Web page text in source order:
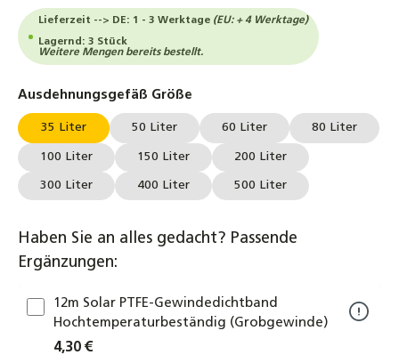
Lieferzeit --> DE: 1 - 3 Werktage (EU: + 4 Werktage)
Lagernd: 3 Stück
Weitere Mengen bereits bestellt.
Ausdehnungsgefäß Größe
35 Liter 50 Liter 60 Liter 80 Liter
100 Liter 150 Liter 200 Liter
300 Liter 400 Liter 500 Liter
Haben Sie an alles gedacht? Passende
Ergänzungen:
12m Solar PTFE-Gewindedichtband
Hochtemperaturbeständig (Grobgewinde)
4,30 €